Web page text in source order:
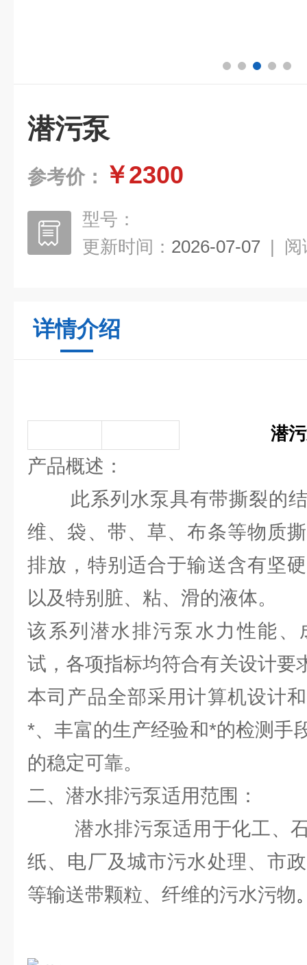
潜污泵
参考价： ￥2300
型号：
更新时间： 2026-07-07 | 阅
详情介绍
潜
产品概述：
此系列水泵具有带撕裂的结
维、袋、带、草、布条等物质
排放，特别适合于输送含有坚
以及特别脏、粘、滑的液体。
该系列潜水排污泵水力性能、
试，各项指标均符合有关设计要
本司产品全部采用计算机设计
*、丰富的生产经验和*的检测手
的稳定可靠。
二、潜水排污泵适用范围：
潜水排污泵适用于化工、石
纸、电厂及城市污水处理、市
等输送带颗粒、纤维的污水污物